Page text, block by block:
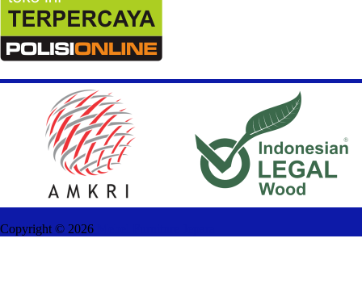
Copyright © 2026